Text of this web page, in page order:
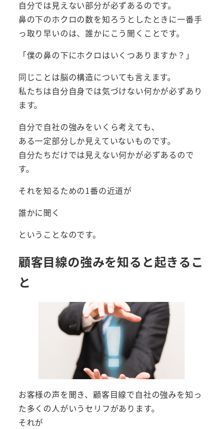
自分では見えない部分が必ずあるのです。
鼻の下のホクロの数を知ろうとしたときに一番手
っ取り早いのは、誰かにこう聞くことです。
「僕の鼻の下にホクロはいくつありますか？」
同じことは脳の構造についても言えます。
私たちは自分自身では気づけない何かが必ずあり
ます。
自分で自社の強みをいくら考えても、
ある一定部分しか見えていないものです。
自分たちだけでは見えない何かが必ずあるので
す。
それを知るための1番の近道が
誰かに聞く
ということなのです。
顧客目線の強みを知ると起きるこ
と
お客様の声を聞き、顧客目線で自社の強みを知っ
た多くの人がいうセリフがあります。
それが